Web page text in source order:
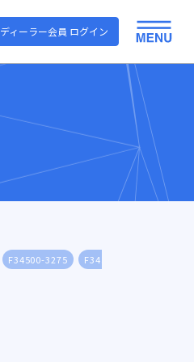
ディーラー会員 ログイン
F34500-3275 F34500-0425